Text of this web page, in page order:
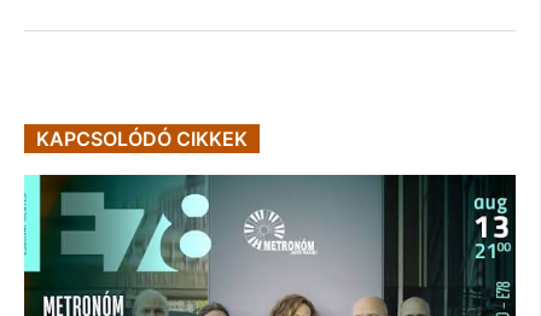
KAPCSOLÓDÓ CIKKEK